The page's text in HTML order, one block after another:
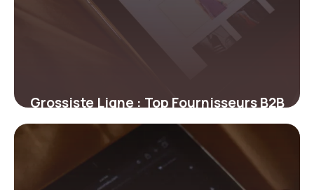
Grossiste Ligne : Top Fournisseurs B2B
Guide 2026